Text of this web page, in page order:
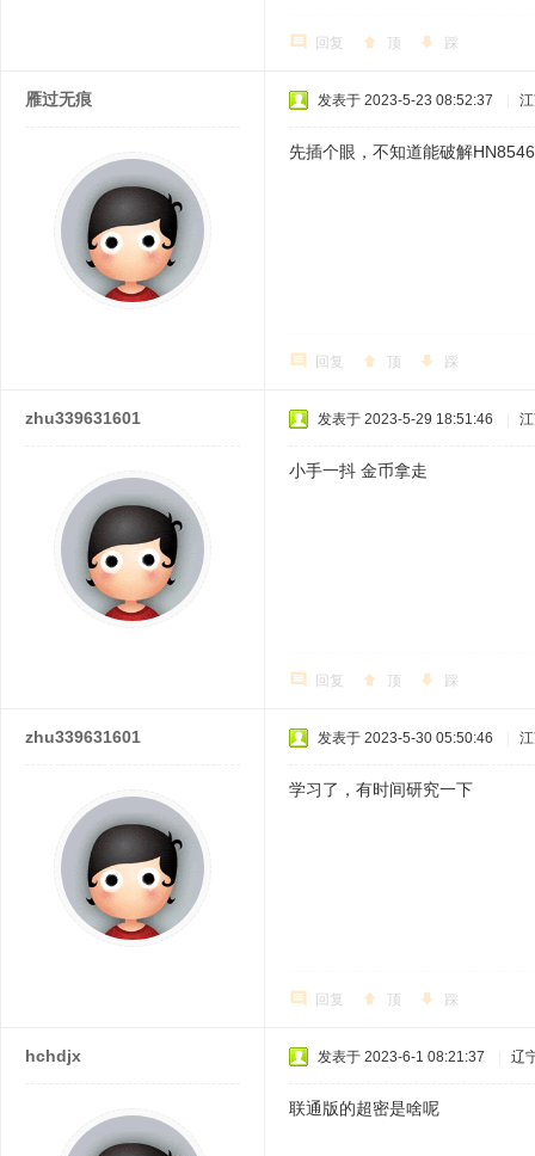
回复 顶 踩
雁过无痕 发表于 2023-5-23 08:52:37
先插个眼，不知道能破解
回复 顶 踩
zhu339631601 发表于 2023-5-29 18:51:46
小手一抖 金币拿走
回复 顶 踩
zhu339631601 发表于 2023-5-30 05:50:46
学习了，有时间研究一下
回复 顶 踩
hchdjx 发表于 2023-6-1 08:21:37 辽
联通版的超密是啥呢